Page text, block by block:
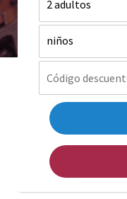
2 adultos
niños